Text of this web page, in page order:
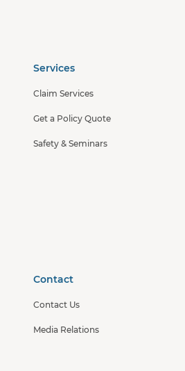
Services
Claim Services
Get a Policy Quote
Safety & Seminars
Contact
Contact Us
Media Relations